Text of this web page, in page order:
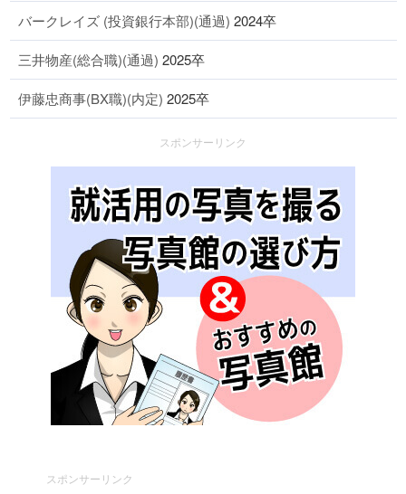
バークレイズ (投資銀行本部)(通過) 2024卒
三井物産(総合職)(通過) 2025卒
伊藤忠商事(BX職)(内定) 2025卒
スポンサーリンク
スポンサーリンク